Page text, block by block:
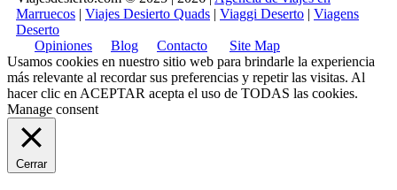
Marruecos | Viajes Desierto Quads | Viaggi Deserto | Viagens
Deserto
Opiniones
Blog Contacto
Site Map
Usamos cookies en nuestro sitio web para brindarle la experiencia
más relevante al recordar sus preferencias y repetir las visitas. Al
hacer clic en ACEPTAR acepta el uso de TODAS las cookies.
Manage consent
Cerrar